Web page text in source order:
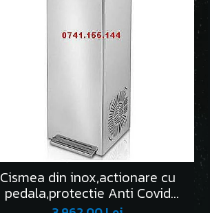
Cismea din inox,actionare cu
pedala,protectie Anti Covid
19,apa curenta